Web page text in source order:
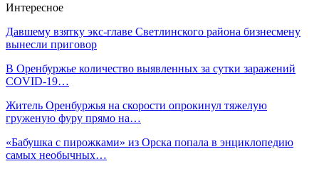
Интересное
Давшему взятку экс-главе Светлинского района бизнесмену
вынесли приговор
В Оренбуржье количество выявленных за сутки заражений
COVID-19…
Житель Оренбуржья на скорости опрокинул тяжелую
груженую фуру прямо на…
«Бабушка с пирожками» из Орска попала в энциклопедию
самых необычных…